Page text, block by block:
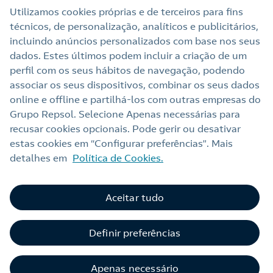
Links Úteis
Nota legal
Política de privacidade
Política de cookies
Termos e Condições My Repsol
Alerta por fraude
Livro de Reclamações Online
Canal de Ética e Conformidade
Utilizamos cookies próprias e de terceiros para fins
técnicos, de personalização, analíticos e publicitários,
incluindo anúncios personalizados com base nos seus
dados. Estes últimos podem incluir a criação de um
perfil com os seus hábitos de navegação, podendo
associar os seus dispositivos, combinar os seus dados
online e offline e partilhá‑los com outras empresas do
Grupo Repsol. Selecione Apenas necessárias para
recusar cookies opcionais. Pode gerir ou desativar
estas cookies em “Configurar preferências”. Mais
detalhes em Política de Cookies.
Definir preferências
Apenas necessário
Aceitar tudo